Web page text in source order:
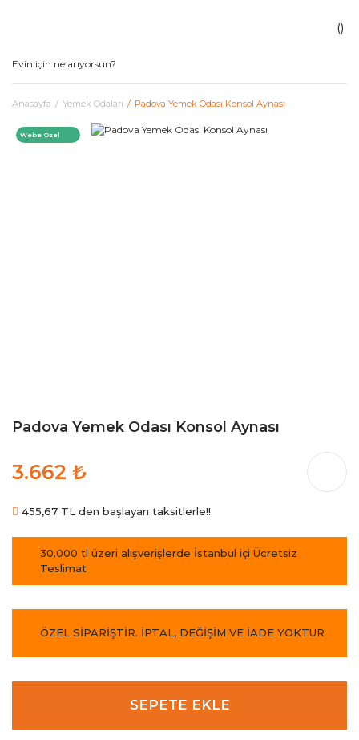
Anasayfa Yemek Odaları Padova Yemek Odası Konsol Aynası
Webe Özel
Padova Yemek Odası Konsol Aynası
3.662 ₺
455,67 TL den başlayan taksitlerle!!
30.000 tl üzeri alışverişlerde İstanbul içi Ücretsiz
Teslimat
ÖZEL SİPARİŞTİR. İPTAL, DEĞİŞİM VE İADE YOKTUR
SEPETE EKLE